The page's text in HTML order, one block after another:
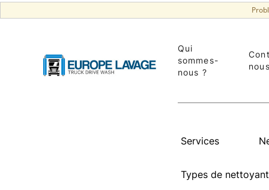
Qui
sommes-
nous ?
Services
Types de